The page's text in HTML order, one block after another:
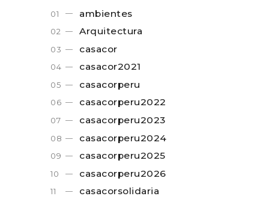
ambientes
Arquitectura
casacor
casacor2021
casacorperu
casacorperu2022
casacorperu2023
casacorperu2024
casacorperu2025
casacorperu2026
casacorsolidaria